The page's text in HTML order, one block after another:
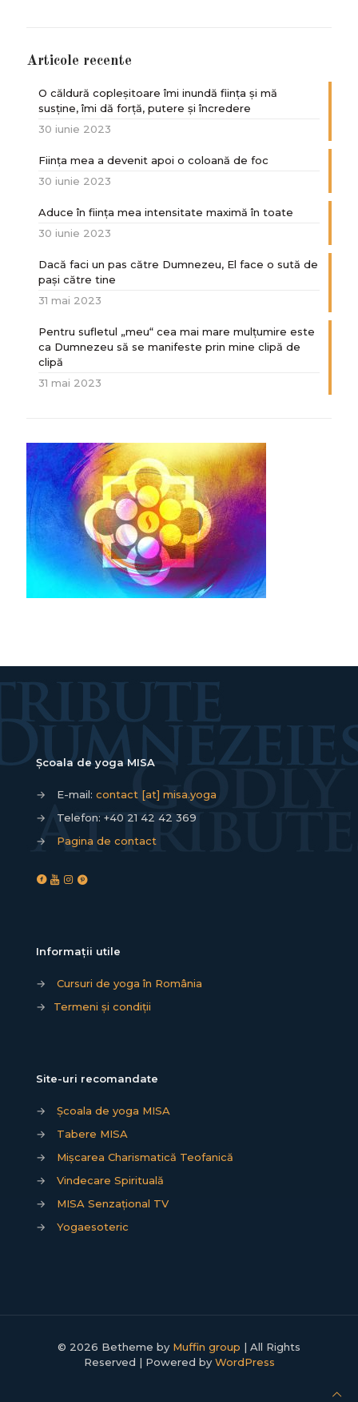
Articole recente
O căldură copleșitoare îmi inundă ființa și mă
susține, îmi dă forță, putere și încredere
30 iunie 2023
Ființa mea a devenit apoi o coloană de foc
30 iunie 2023
Aduce în ființa mea intensitate maximă în toate
30 iunie 2023
Dacă faci un pas către Dumnezeu, El face o sută de
paşi către tine
31 mai 2023
Pentru sufletul „meu“ cea mai mare mulțumire este
ca Dumnezeu să se manifeste prin mine clipă de
clipă
31 mai 2023
Școala de yoga MISA
→ E-mail: contact [at] misa.yoga
→
Telefon: +40 21 42 42 369
→
Pagina de contact
Informații utile
→
Cursuri de yoga în România
→
Termeni și condiții
Site-uri recomandate
→
Școala de yoga MISA
→
Tabere MISA
→
Mișcarea Charismatică Teofanică
→
Vindecare Spirituală
→
MISA Senzațional TV
→
Yogaesoteric
© 2026 Betheme by Muffin group | All Rights
Reserved | Powered by WordPress